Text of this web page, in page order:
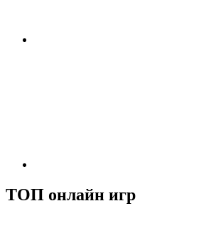
ТОП онлайн игр